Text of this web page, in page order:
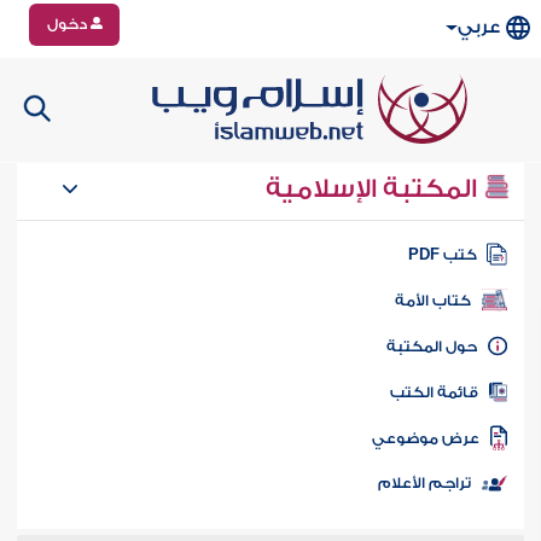
عربي دخول
المكتبة الإسلامية
كتب PDF
كتاب الأمة
المكتبة
الكتب
موضوعي